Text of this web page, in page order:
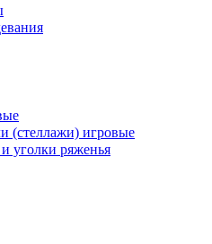
(стеллажи) игровые
уголки ряженья